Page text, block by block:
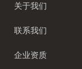
关于我们
联系我们
企业资质